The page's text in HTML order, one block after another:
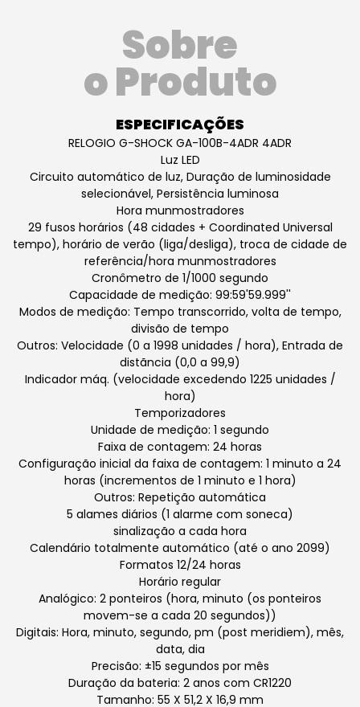
Sobre
o Produto
ESPECIFICAÇÕES
RELOGIO G-SHOCK GA-100B-4ADR 4ADR
Luz LED
Circuito automático de luz, Duração de luminosidade
selecionável, Persistência luminosa
Hora munmostradores
29 fusos horários (48 cidades + Coordinated Universal
tempo), horário de verão (liga/desliga), troca de cidade de
referência/hora munmostradores
Cronômetro de 1/1000 segundo
Capacidade de medição: 99:59'59.999''
Modos de medição: Tempo transcorrido, volta de tempo,
divisão de tempo
Outros: Velocidade (0 a 1998 unidades / hora), Entrada de
distãncia (0,0 a 99,9)
Indicador máq. (velocidade excedendo 1225 unidades /
hora)
Temporizadores
Unidade de medição: 1 segundo
Faixa de contagem: 24 horas
Configuração inicial da faixa de contagem: 1 minuto a 24
horas (incrementos de 1 minuto e 1 hora)
Outros: Repetição automática
5 alames diários (1 alarme com soneca)
sinalização a cada hora
Calendário totalmente automático (até o ano 2099)
Formatos 12/24 horas
Horário regular
Analógico: 2 ponteiros (hora, minuto (os ponteiros
movem-se a cada 20 segundos))
Digitais: Hora, minuto, segundo, pm (post meridiem), mês,
data, dia
Precisão: ±15 segundos por mês
Duração da bateria: 2 anos com CR1220
Tamanho: 55 X 51,2 X 16,9 mm